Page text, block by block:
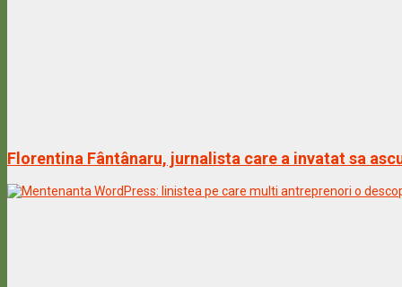
Florentina Fântânaru, jurnalista care a invatat sa